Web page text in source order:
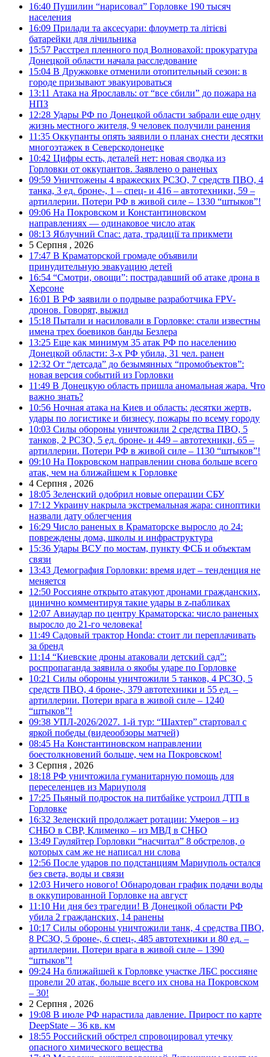
16:40 Пушилин “нарисовал” Горловке 190 тысяч
населения
16:09 Прилади та аксесуари: флоуметр та літієві
батарейки для лічильника
15:57 Расстрел пленного под Волновахой: прокуратура
Донецкой области начала расследование
15:04 В Дружковке отменили отопительный сезон: в
городе призывают эвакуироваться
13:11 Атака на Ярославль: от “все сбили” до пожара на
НПЗ
12:28 Удары РФ по Донецкой области забрали еще одну
жизнь местного жителя, 9 человек получили ранения
11:35 Оккупанты опять заявили о планах снести десятки
многоэтажек в Северскодонецке
10:42 Цифры есть, деталей нет: новая сводка из
Горловки от оккупантов. Заявлено о раненых
09:59 Уничтожены 4 вражеских РСЗО, 7 средств ПВО, 4
танка, 3 ед. броне-, 1 – спец- и 416 – автотехники, 59 –
артиллерии. Потери РФ в живой силе – 1330 “штыков”!
09:06 На Покровском и Константиновском
направлениях — одинаковое число атак
08:13 Яблучний Спас: дата, традиції та прикмети
5 Серпня , 2026
17:47 В Краматорской громаде объявили
принудительную эвакуацию детей
16:54 “Смотри, овощи”: пострадавший об атаке дрона в
Херсоне
16:01 В РФ заявили о подрыве разработчика FPV-
дронов. Говорят, выжил
15:18 Пытали и насиловали в Горловке: стали известны
имена трех боевиков банды Безлера
13:25 Еще как минимум 35 атак РФ по населению
Донецкой области: 3-х РФ убила, 31 чел. ранен
12:32 От “детсада” до безымянных “промобъектов”:
новая версия событий из Горловки
11:49 В Донецкую область пришла аномальная жара. Что
важно знать?
10:56 Ночная атака на Киев и область: десятки жертв,
удары по логистике и бизнесу, пожары по всему городу
10:03 Силы обороны уничтожили 2 средства ПВО, 5
танков, 2 РСЗО, 5 ед. броне- и 449 – автотехники, 65 –
артиллерии. Потери РФ в живой силе – 1130 “штыков”!
09:10 На Покровском направлении снова больше всего
атак, чем на ближайшем к Горловке
4 Серпня , 2026
18:05 Зеленский одобрил новые операции СБУ
17:12 Украину накрыла экстремальная жара: синоптики
назвали дату облегчения
16:29 Число раненых в Краматорске выросло до 24:
повреждены дома, школы и инфраструктура
15:36 Удары ВСУ по мостам, пункту ФСБ и объектам
связи
13:43 Демография Горловки: время идет – тенденция не
меняется
12:50 Россияне открыто атакуют дронами гражданских,
цинично комментируя такие удары в z-пабликах
12:07 Авиаудар по центру Краматорска: число раненых
выросло до 21-го человека!
11:49 Садовый трактор Honda: стоит ли переплачивать
за бренд
11:14 “Киевские дроны атаковали детский сад”:
роспропаганда заявила о якобы ударе по Горловке
10:21 Силы обороны уничтожили 5 танков, 4 РСЗО, 5
средств ПВО, 4 броне-, 379 автотехники и 55 ед. –
артиллерии. Потери врага в живой силе – 1240
“штыков”!
09:38 УПЛ-2026/2027. 1-й тур: “Шахтер” стартовал с
яркой победы (видеообзоры матчей)
08:45 На Константиновском направлении
боестолкновений больше, чем на Покровском!
3 Серпня , 2026
18:18 РФ уничтожила гуманитарную помощь для
переселенцев из Мариуполя
17:25 Пьяный подросток на питбайке устроил ДТП в
Горловке
16:32 Зеленский продолжает ротации: Умеров – из
СНБО в СВР, Клименко – из МВД в СНБО
13:49 Гауляйтер Горловки “насчитал” 8 обстрелов, о
которых сам же не написал ни слова
12:56 После ударов по подстанциям Мариуполь остался
без света, воды и связи
12:03 Ничего нового! Обнародован график подачи воды
в оккупированной Горловке на август
11:10 Ни дня без трагедии! В Донецкой области РФ
убила 2 гражданских, 14 ранены
10:17 Силы обороны уничтожили танк, 4 средства ПВО,
8 РСЗО, 5 броне-, 6 спец-, 485 автотехники и 80 ед. –
артиллерии. Потери врага в живой силе – 1390
“штыков”!
09:24 На ближайшей к Горловке участке ЛБС россияне
провели 20 атак, больше всего их снова на Покровском
– 30!
2 Серпня , 2026
19:08 В июле РФ нарастила давление. Прирост по карте
DeepState – 36 кв. км
18:55 Российский обстрел спровоцировал утечку
опасного химического вещества